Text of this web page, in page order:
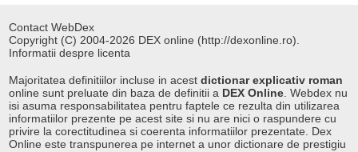
Contact WebDex
Copyright (C) 2004-2026 DEX online (http://dexonline.ro).
Informatii despre licenta
Majoritatea definitiilor incluse in acestdictionar explicativ roman
online sunt preluate din baza de definitii a DEX Online . Webdex nu
isi asuma responsabilitatea pentru faptele ce rezulta din utilizarea
informatiilor prezente pe acest site si nu are nici o raspundere cu
privire la corectitudinea si coerenta informatiilor prezentate. Dex
Online este transpunerea pe internet a unor dictionare de prestigiu